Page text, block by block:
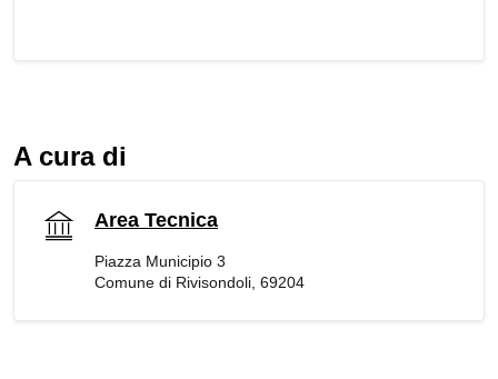
A cura di
Area Tecnica
Piazza Municipio 3
Comune di Rivisondoli, 69204